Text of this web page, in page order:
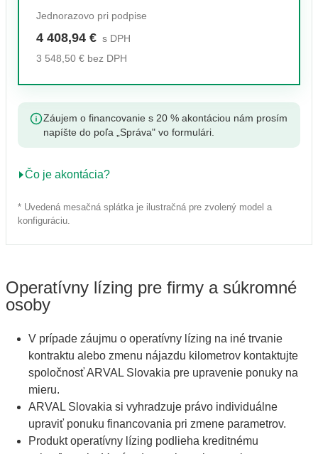
Jednorazovo pri podpise
4 408,94 € s DPH
3 548,50 € bez DPH
Záujem o financovanie s 20 % akontáciou nám prosím
napíšte do poľa „Správa" vo formulári.
Čo je akontácia?
* Uvedená mesačná splátka je ilustračná pre zvolený model a
konfiguráciu.
Operatívny lízing pre firmy a súkromné
osoby
V prípade záujmu o operatívny lízing na iné trvanie
kontraktu alebo zmenu nájazdu kilometrov kontaktujte
spoločnosť ARVAL Slovakia pre upravenie ponuky na
mieru.
ARVAL Slovakia si vyhradzuje právo individuálne
upraviť ponuku financovania pri zmene parametrov.
Produkt operatívny lízing podlieha kreditnému